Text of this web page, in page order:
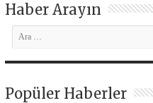
Haber Arayın
Popüler Haberler